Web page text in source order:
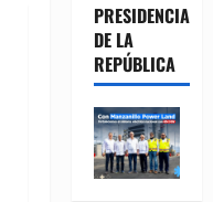
PRESIDENCIA
DE LA
REPÚBLICA